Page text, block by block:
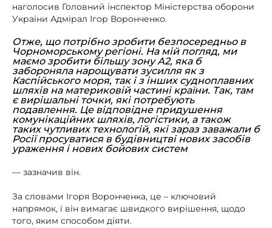
наголосив Головний інспектор Міністерства оборони
України Адмірал Ігор Воронченко.
Отже, що потрібно зробити безпосередньо в
Чорноморському регіоні. На мій погляд, ми
маємо зробити більшу зону А2, яка б
забороняла нарощувати зусилля як з
Каспійського моря, так і з інших судноплавних
шляхів на материковій частині країни. Так, там
є вирішальні точки, які потребують
подавлення. Це відповідне придушення
комунікаційних шляхів, логістики, а також
таких чутливих технологій, які зараз заважали б
Росії просуватися в будівництві нових засобів
ураження і нових бойових систем
— зазначив він.
За словами Ігоря Воронченка, це – ключовий
напрямок, і він вимагає швидкого вирішення, щодо
того, яким способом діяти.